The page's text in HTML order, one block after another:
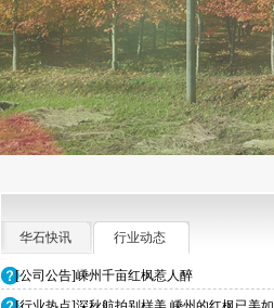
华石快讯 行业动态
[公司公告]嵊州千亩红枫惹人醉